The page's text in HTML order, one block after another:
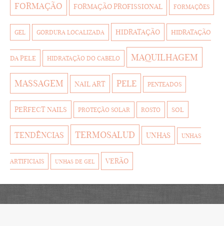
FORMAÇÃO FORMAÇÃO PROFISSIONAL FORMAÇÕES
GEL GORDURA LOCALIZADA HIDRATAÇÃO HIDRATAÇÃO
DA PELE HIDRATAÇÃO DO CABELO MAQUILHAGEM
MASSAGEM NAIL ART PELE PENTEADOS
PERFECT NAILS PROTEÇÃO SOLAR ROSTO SOL
TENDÊNCIAS TERMOSALUD UNHAS UNHAS
ARTIFICIAIS UNHAS DE GEL VERÃO